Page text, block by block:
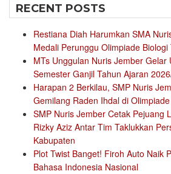
RECENT POSTS
Restiana Diah Harumkan SMA
Medali Perunggu Olimpiade
MTs Unggulan Nuris Jember Gelar
Semester Ganjil Tahun Ajaran
Harapan 2 Berkilau, SMP Nuris
Gemilang Raden Ihdal di
SMP Nuris Jember Cetak Pejuang
Rizky Aziz Antar Tim Taklukkan
Kabupaten
Plot Twist Banget! Firoh Auto Naik
Bahasa Indonesia Nasional